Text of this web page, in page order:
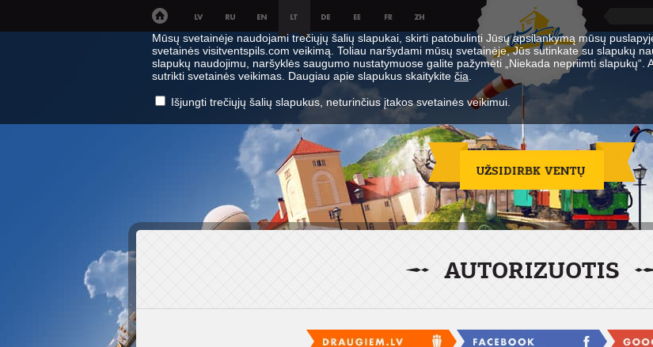
Mūsų svetainėje naudojami trečiųjų šalių slapukai, skirti patobulinti Jūsų apsilankymą mūsų
svetainės visitventspils.com veikimą. Toliau naršydami mūsų svetainėje, Jūs sutinkate su slapukų
slapukų naudojimu, naršyklės saugumo nustatymuose galite pažymėti „Niekada nepriimti slapukų“.
sutrikti svetainės veikimas. Daugiau apie slapukus skaitykite čia
Išjungti trečiųjų šalių slapukus, neturinčius įtakos svetainės veikimui.
AUTORIZUOTIS